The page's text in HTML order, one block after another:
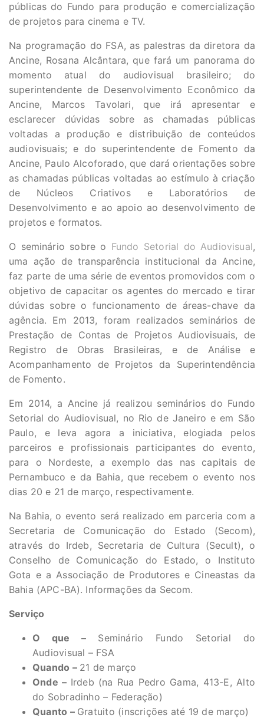
públicas do Fundo para produção e comercialização
de projetos para cinema e TV.
Na programação do FSA, as palestras da diretora da
Ancine, Rosana Alcântara, que fará um panorama do
momento atual do audiovisual brasileiro; do
superintendente de Desenvolvimento Econômico da
Ancine, Marcos Tavolari, que irá apresentar e
esclarecer dúvidas sobre as chamadas públicas
voltadas a produção e distribuição de conteúdos
audiovisuais; e do superintendente de Fomento da
Ancine, Paulo Alcoforado, que dará orientações sobre
as chamadas públicas voltadas ao estímulo à criação
de Núcleos Criativos e Laboratórios de
Desenvolvimento e ao apoio ao desenvolvimento de
projetos e formatos.
O seminário sobre o Fundo Setorial do Audiovisual,
uma ação de transparência institucional da Ancine,
faz parte de uma série de eventos promovidos com o
objetivo de capacitar os agentes do mercado e tirar
dúvidas sobre o funcionamento de áreas-chave da
agência. Em 2013, foram realizados seminários de
Prestação de Contas de Projetos Audiovisuais, de
Registro de Obras Brasileiras, e de Análise e
Acompanhamento de Projetos da Superintendência
de Fomento.
Em 2014, a Ancine já realizou seminários do Fundo
Setorial do Audiovisual, no Rio de Janeiro e em São
Paulo, e leva agora a iniciativa, elogiada pelos
parceiros e profissionais participantes do evento,
para o Nordeste, a exemplo das nas capitais de
Pernambuco e da Bahia, que recebem o evento nos
dias 20 e 21 de março, respectivamente.
Na Bahia, o evento será realizado em parceria com a
Secretaria de Comunicação do Estado (Secom),
através do Irdeb, Secretaria de Cultura (Secult), o
Conselho de Comunicação do Estado, o Instituto
Gota e a Associação de Produtores e Cineastas da
Bahia (APC-BA). Informações da Secom.
Serviço
O que – Seminário Fundo Setorial do
Audiovisual – FSA
Quando – 21 de março
Onde – Irdeb (na Rua Pedro Gama, 413-E, Alto
do Sobradinho – Federação)
Quanto – Gratuito (inscrições até 19 de março)